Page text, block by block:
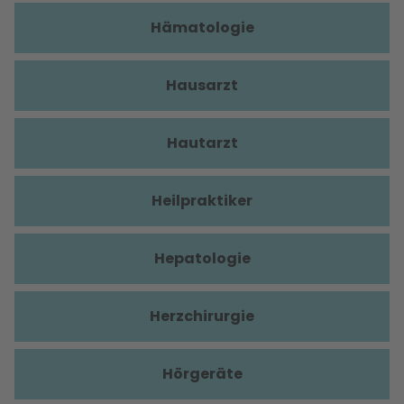
Hämatologie
Hausarzt
Hautarzt
Heilpraktiker
Hepatologie
Herzchirurgie
Hörgeräte